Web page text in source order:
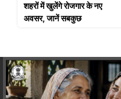
शहरों में खुलेंगे रोजगार के नए
अवसर, जानें सबकुछ